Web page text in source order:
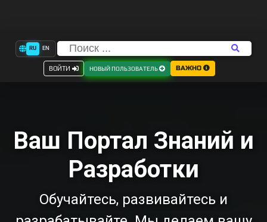
RU EN
ВОЙТИ НОВЫЙ ПОЛЬЗОВАТЕЛЬ ВАЖНО
Ваш Портал Знаний и
Разработки
Обучайтесь, развивайтесь и